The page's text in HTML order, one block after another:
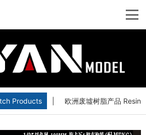
Products 欧洲废墟树脂产品 Resin